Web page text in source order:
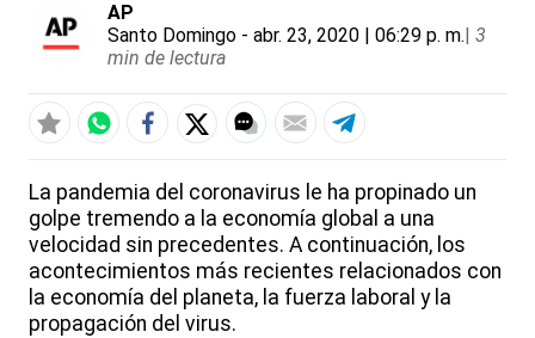
AP
Santo Domingo - abr. 23, 2020 | 06:29 p. m.| 3
min de lectura
La pandemia del coronavirus le ha propinado un
golpe tremendo a la economía global a una
velocidad sin precedentes. A continuación, los
acontecimientos más recientes relacionados con
la economía del planeta, la fuerza laboral y la
propagación del virus.